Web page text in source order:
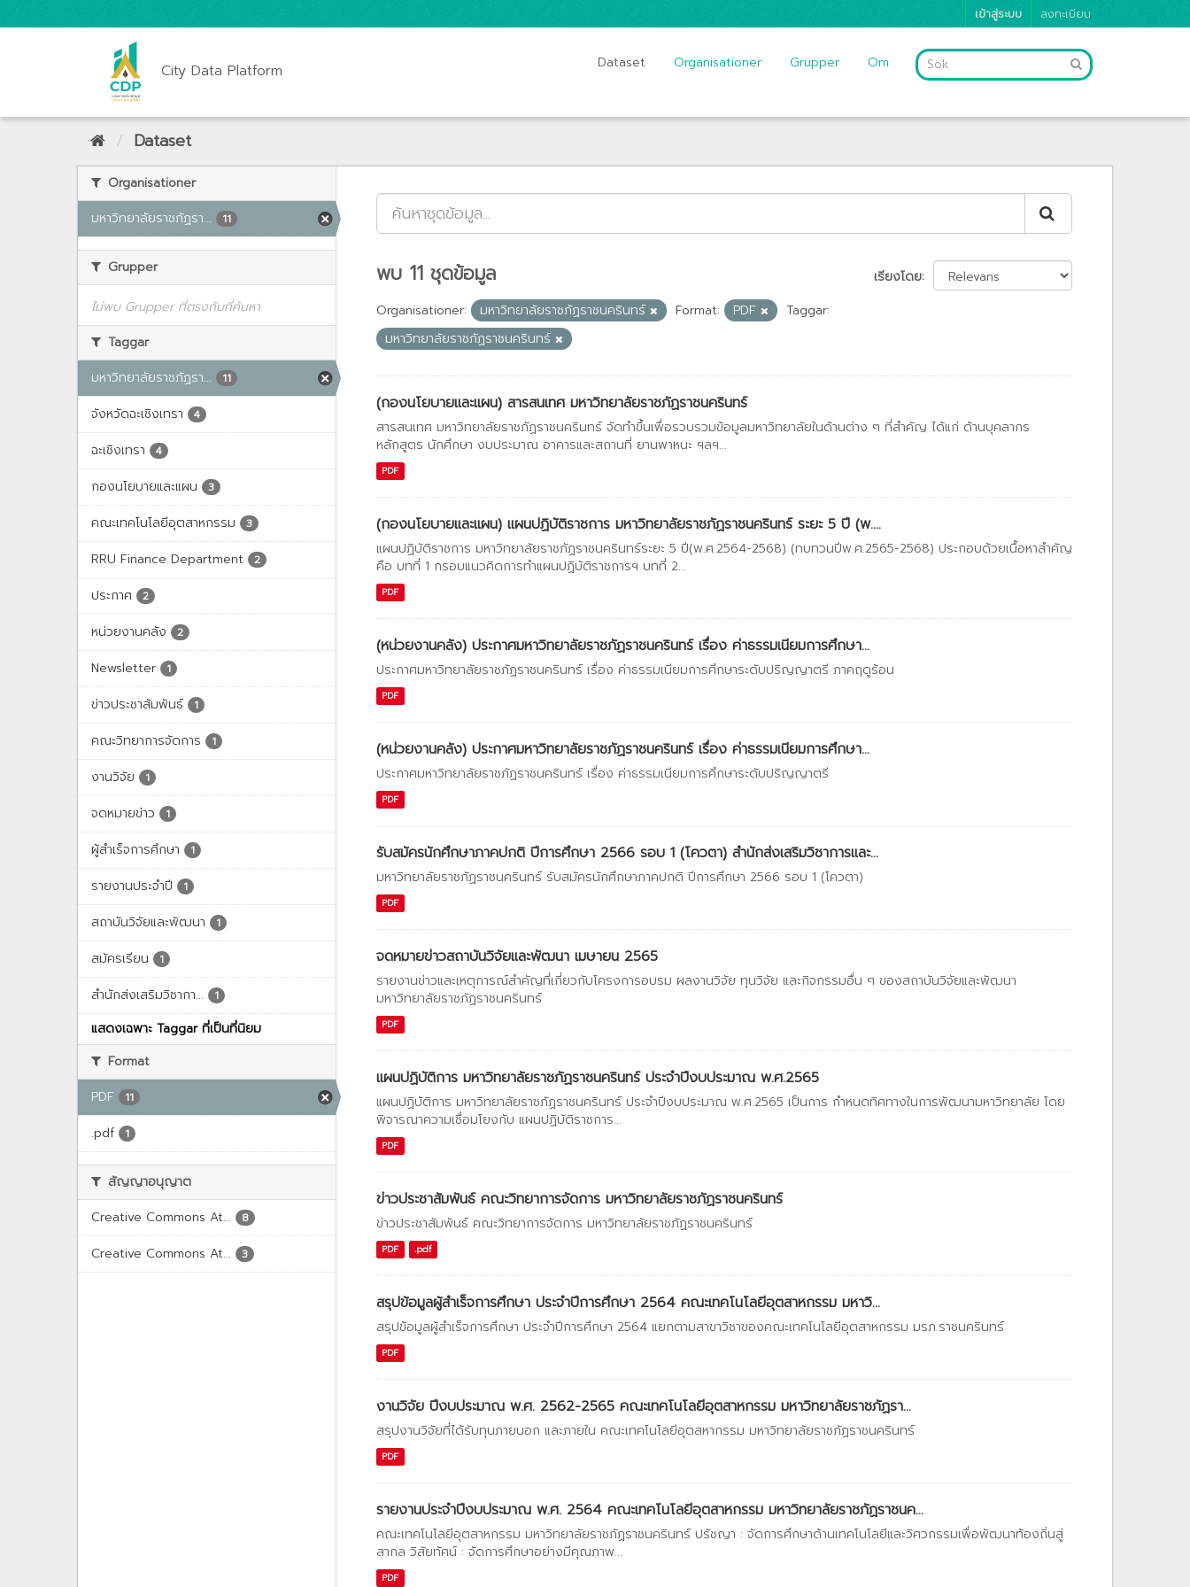
เข้าสู่ระบบ ลงทะเบียน
City Data Platform Dataset Organisationer Grupper Om
Dataset
Organisationer
มหาวิทยาลัยราชภัฏรา...
11
Grupper
ไม่พบ Grupper ที่ตรงกับที่ค้นหา
Taggar
มหาวิทยาลัยราชภัฏรา...
11
จังหวัดฉะเชิงเทรา 4
ฉะเชิงเทรา 4
กองนโยบายและแผน 3
คณะเทคโนโลยีอุตสาหกรรม 3
RRU Finance Department 2
ประกาศ 2
หน่วยงานคลัง 2
Newsletter 1
ข่าวประชาสัมพันธ์ 1
คณะวิทยาการจัดการ 1
งานวิจัย 1
จดหมายข่าว 1
ผู้สำเร็จการศึกษา 1
รายงานประจำปี 1
สถาบันวิจัยและพัฒนา 1
สมัครเรียน 1
สำนักส่งเสริมวิชากา... 1
แสดงเฉพาะ Taggar ที่เป็นที่นิยม
Format
PDF
11
.pdf 1
สัญญาอนุญาต
Creative Commons At...
8
Creative Commons At... 3
เรียงโดย
พบ 11 ชุดข้อมูล
Organisationer: มหาวิทยาลัยราชภัฏราชนครินทร์ Format: PDF
Taggar:
มหาวิทยาลัยราชภัฏราชนครินทร์
(กองนโยบายและแผน) สารสนเทศ มหาวิทยาลัยราชภัฏราชนครินทร์
สารสนเทศ มหาวิทยาลัยราชภัฏราชนครินทร์ จัดทำขึ้นเพื่อรวบรวมข้อมูลมหาวิทยาลัยในด้านต่าง ๆ ที่สำคัญ ได้แก่ ด้านบุคลากร
หลักสูตร นักศึกษา งบประมาณ อาคารและสถานที่ ยานพาหนะ ฯลฯ...
PDF
(กองนโยบายและแผน) แผนปฏิบัติราชการ มหาวิทยาลัยราชภัฏราชนครินทร์ ระยะ 5 ปี (พ....
แผนปฏิบัติราชการ มหาวิทยาลัยราชภัฏราชนครินทร์ระยะ 5 ปี(พ.ศ.2564-2568) (ทบทวนปีพ.ศ.2565-2568) ประกอบด้วยเนื้อหาสำคัญ
คือ บทที่ 1 กรอบแนวคิดการทำแผนปฏิบัติราชการฯ บทที่ 2...
PDF
(หน่วยงานคลัง) ประกาศมหาวิทยาลัยราชภัฏราชนครินทร์ เรื่อง ค่าธรรมเนียมการศึกษา...
ประกาศมหาวิทยาลัยราชภัฏราชนครินทร์ เรื่อง ค่าธรรมเนียมการศึกษาระดับปริญญาตรี ภาคฤดูร้อน
PDF
(หน่วยงานคลัง) ประกาศมหาวิทยาลัยราชภัฏราชนครินทร์ เรื่อง ค่าธรรมเนียมการศึกษา...
ประกาศมหาวิทยาลัยราชภัฏราชนครินทร์ เรื่อง ค่าธรรมเนียมการศึกษาระดับปริญญาตรี
PDF
รับสมัครนักศึกษาภาคปกติ ปีการศึกษา 2566 รอบ 1 (โควตา) สำนักส่งเสริมวิชาการและ...
มหาวิทยาลัยราชภัฏราชนครินทร์ รับสมัครนักศึกษาภาคปกติ ปีการศึกษา 2566 รอบ 1 (โควตา)
PDF
จดหมายข่าวสถาบันวิจัยและพัฒนา เมษายน 2565
รายงานข่าวและเหตุการณ์สำคัญที่เกี่ยวกับโครงการอบรม ผลงานวิจัย ทุนวิจัย และกิจกรรมอื่น ๆ ของสถาบันวิจัยและพัฒนา
มหาวิทยาลัยราชภัฏราชนครินทร์
PDF
แผนปฏิบัติการ มหาวิทยาลัยราชภัฏราชนครินทร์ ประจำปีงบประมาณ พ.ศ.2565
แผนปฏิบัติการ มหาวิทยาลัยราชภัฏราชนครินทร์ ประจำปีงบประมาณ พ.ศ.2565 เป็นการ กำหนดทิศทางในการพัฒนามหาวิทยาลัย โดย
พิจารณาความเชื่อมโยงกับ แผนปฏิบัติราชการ...
PDF
ข่าวประชาสัมพันธ์ คณะวิทยาการจัดการ มหาวิทยาลัยราชภัฏราชนครินทร์
ข่าวประชาสัมพันธ์ คณะวิทยาการจัดการ มหาวิทยาลัยราชภัฏราชนครินทร์
PDF .pdf
สรุปข้อมูลผู้สำเร็จการศึกษา ประจำปีการศึกษา 2564 คณะเทคโนโลยีอุตสาหกรรม มหาวิ...
สรุปข้อมูลผู้สำเร็จการศึกษา ประจำปีการศึกษา 2564 แยกตามสาขาวิชาของคณะเทคโนโลยีอุตสาหกรรม มรภ.ราชนครินทร์
PDF
งานวิจัย ปีงบประมาณ พ.ศ. 2562-2565 คณะเทคโนโลยีอุตสาหกรรม มหาวิทยาลัยราชภัฏรา...
สรุปงานวิจัยที่ได้รับทุนภายนอก และภายใน คณะเทคโนโลยีอุตสหากรรม มหาวิทยาลัยราชภัฏราชนครินทร์
PDF
รายงานประจำปีงบประมาณ พ.ศ. 2564 คณะเทคโนโลยีอุตสาหกรรม มหาวิทยาลัยราชภัฏราชนค...
คณะเทคโนโลยีอุตสาหกรรม มหาวิทยาลัยราชภัฏราชนครินทร์ ปรัชญา : จัดการศึกษาด้านเทคโนโลยีและวิศวกรรมเพื่อพัฒนาท้องถิ่นสู่
สากล วิสัยทัศน์ : จัดการศึกษาอย่างมีคุณภาพ...
PDF